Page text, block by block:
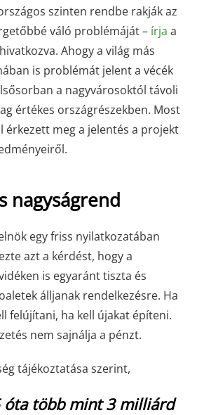
szinten rendbe rakják az
váló problémáját – írja a
Ahogy a világ más
is problémát jelent a vécék
a nagyvárosoktól távoli
értékes országrészekben. Most
érkezett meg a jelentés a projekt
nagyságrend
egy friss nyilatkozatában
azt a kérdést, hogy a
is egyaránt tiszta és
álljanak rendelkezésre. Ha
felújítani, ha kell újakat építeni.
nem sajnálja a pénzt.
tájékoztatása szerint,
óta több mint 3 milliárd